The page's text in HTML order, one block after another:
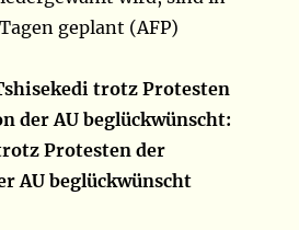
geplant (AFP)
trotz Protesten
der AU beglückwünscht:
Protesten der
AU beglückwünscht